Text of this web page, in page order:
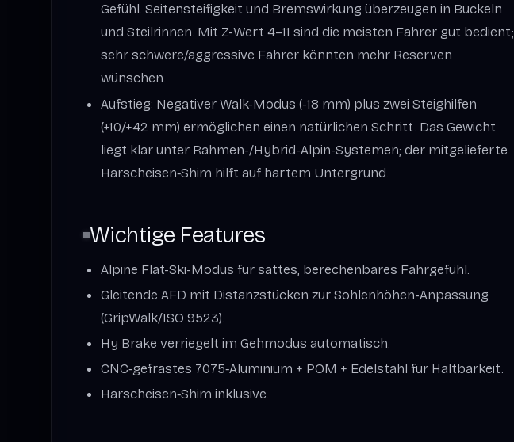
Gefühl. Seitensteifigkeit und Bremswirkung überzeugen in Buckeln
und Steilrinnen. Mit Z-Wert 4–11 sind die meisten Fahrer gut bedient;
sehr schwere/aggressive Fahrer könnten mehr Reserven
wünschen.
Aufstieg: Negativer Walk-Modus (-18 mm) plus zwei Steighilfen
(+10/+42 mm) ermöglichen einen natürlichen Schritt. Das Gewicht
liegt klar unter Rahmen-/Hybrid-Alpin-Systemen; der mitgelieferte
Harscheisen‑Shim hilft auf hartem Untergrund.
Wichtige Features
Alpine Flat-Ski-Modus für sattes, berechenbares Fahrgefühl.
Gleitende AFD mit Distanzstücken zur Sohlenhöhen-Anpassung
(GripWalk/ISO 9523).
Hy Brake verriegelt im Gehmodus automatisch.
CNC‑gefrästes 7075‑Aluminium + POM + Edelstahl für Haltbarkeit.
Harscheisen‑Shim inklusive.